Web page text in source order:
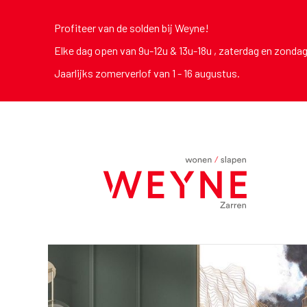
Profiteer van de solden bij Weyne!
Elke dag open van 9u-12u & 13u-18u , zaterdag en
Jaarlijks zomerverlof van 1 - 16 augustus.